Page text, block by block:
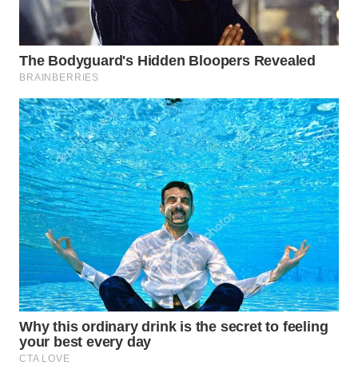
WN
INDRAMAYU
KUNINGAN
WN
MAJALENGKA
WN
SUBANG
WN
SUKABUMI
WN
PURWAKARTA